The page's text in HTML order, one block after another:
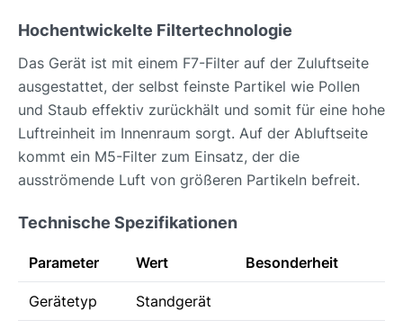
Hochentwickelte Filtertechnologie
Das Gerät ist mit einem F7-Filter auf der Zuluftseite
ausgestattet, der selbst feinste Partikel wie Pollen
und Staub effektiv zurückhält und somit für eine hohe
Luftreinheit im Innenraum sorgt. Auf der Abluftseite
kommt ein M5-Filter zum Einsatz, der die
ausströmende Luft von größeren Partikeln befreit.
Technische Spezifikationen
Parameter Wert Besonderheit
Gerätetyp Standgerät